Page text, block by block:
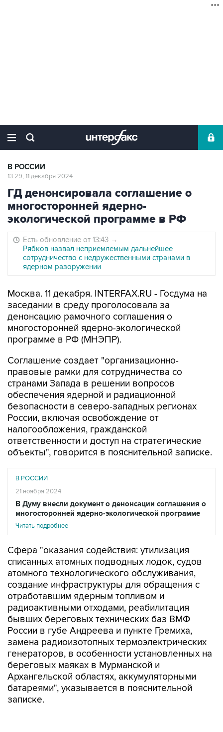
В РОССИИ
13:29, 11 декабря 2024
ГД денонсировала соглашение о
многосторонней ядерно-
экологической программе в РФ
Есть обновление от 13:43 →
Рябков назвал неприемлемым дальнейшее
сотрудничество с недружественными странами в
ядерном разоружении
Москва. 11 декабря. INTERFAX.RU - Госдума на
заседании в среду проголосовала за
денонсацию рамочного соглашения о
многосторонней ядерно-экологической
программе в РФ (МНЭПР).
Соглашение создает "организационно-
правовые рамки для сотрудничества со
странами Запада в решении вопросов
обеспечения ядерной и радиационной
безопасности в северо-западных регионах
России, включая освобождение от
налогообложения, гражданской
ответственности и доступ на стратегические
объекты", говорится в пояснительной записке.
В РОССИИ
21 ноября 2024
В Думу внесли документ о денонсации соглашения о
многосторонней ядерно-экологической программе
Читать подробнее
Сфера "оказания содействия: утилизация
списанных атомных подводных лодок, судов
атомного технологического обслуживания,
создание инфраструктуры для обращения с
отработавшим ядерным топливом и
радиоактивными отходами, реабилитация
бывших береговых технических баз ВМФ
России в губе Андреева и пункте Гремиха,
замена радиоизотопных термоэлектрических
генераторов, в особенности установленных на
береговых маяках в Мурманской и
Архангельской областях, аккумуляторными
батареями", указывается в пояснительной
записке.